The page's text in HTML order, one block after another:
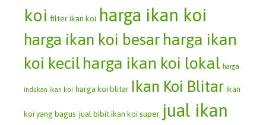
koi filter ikan koi harga ikan koi
harga ikan koi besar harga ikan
koi kecilharga ikan koi lokal harga
indukan ikan koi harga koi blitar Ikan Koi Blitar ikan
koi yang bagus jual bibit ikan koi super jual ikan